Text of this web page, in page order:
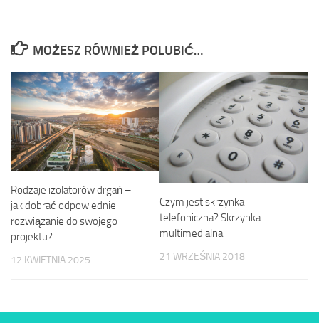
MOŻESZ RÓWNIEŻ POLUBIĆ…
Rodzaje izolatorów drgań –
jak dobrać odpowiednie
rozwiązanie do swojego
projektu?
12 KWIETNIA 2025
Czym jest skrzynka
telefoniczna? Skrzynka
multimedialna
21 WRZEŚNIA 2018